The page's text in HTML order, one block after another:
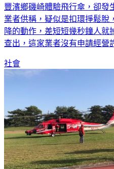
豐濱鄉磯崎體驗飛行傘，卻發
業者供稱，疑似是扣環掙鬆脫
降的動作，差短短幾秒鐘人
查出，這家業者沒有申請經營
社會